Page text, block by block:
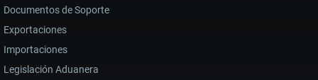
Documentos de Soporte
Exportaciones
Importaciones
Legislación Aduanera